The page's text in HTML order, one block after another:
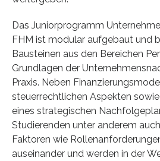
Das Juniorprogramm
FHM ist modular aufgebaut und
Bausteinen aus den Bereichen
Grundlagen der
Praxis. Neben
steuerrechtlichen Aspekten
eines strategischen
Studierenden unter anderem
Faktoren wie
auseinander und werden in der